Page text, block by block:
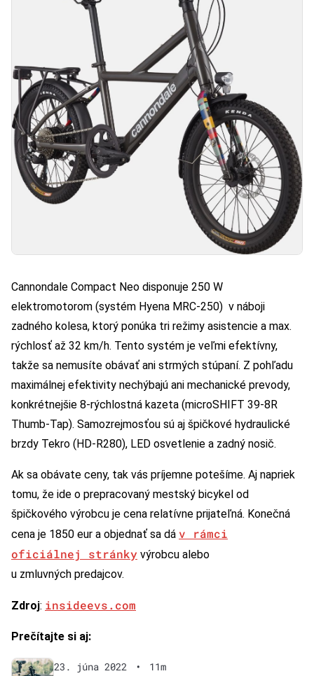
Cannondale Compact Neo disponuje 250 W
elektromotorom (systém Hyena MRC-250) v náboji
zadného kolesa, ktorý ponúka tri režimy asistencie a max.
rýchlosť až 32 km/h. Tento systém je veľmi efektívny,
takže sa nemusíte obávať ani strmých stúpaní. Z pohľadu
maximálnej efektivity nechýbajú ani mechanické prevody,
konkrétnejšie 8-rýchlostná kazeta (microSHIFT 39-8R
Thumb-Tap). Samozrejmosťou sú aj špičkové hydraulické
brzdy Tekro (HD-R280), LED osvetlenie a zadný nosič.
Ak sa obávate ceny, tak vás príjemne potešíme. Aj napriek
tomu, že ide o prepracovaný mestský bicykel od
špičkového výrobcu je cena relatívne prijateľná. Konečná
cena je 1850 eur a objednať sa dá v rámci
oficiálnej stránky výrobcu alebo
u zmluvných predajcov.
Zdroj: insideevs.com
Prečítajte si aj:
23. júna 2022 •
11m